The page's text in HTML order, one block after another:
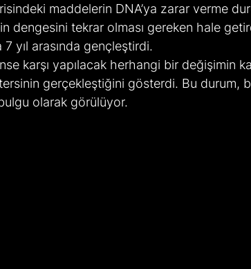
maddelerin DNA’ya zarar verme
dengesini tekrar olması gereken hale
yıl arasında gençleştirdi.
karşı yapılacak herhangi bir değişimin
gerçekleştiğini gösterdi. Bu durum,
bulgu olarak görülüyor.